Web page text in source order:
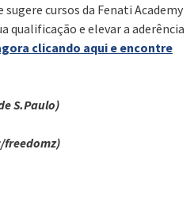
cursos da Fenati Academy
qualificação e elevar a aderência
clicando aqui e encontre
S.Paulo)
freedomz)